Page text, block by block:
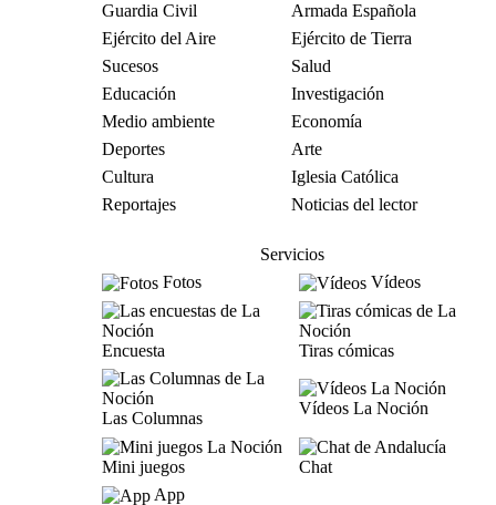
Guardia Civil
Armada Española
Ejército del Aire
Ejército de Tierra
Sucesos
Salud
Educación
Investigación
Medio ambiente
Economía
Deportes
Arte
Cultura
Iglesia Católica
Reportajes
Noticias del lector
Servicios
Fotos
Vídeos
Encuesta Tiras cómicas
Las Columnas
Vídeos La Noción
Mini juegos
Chat
App